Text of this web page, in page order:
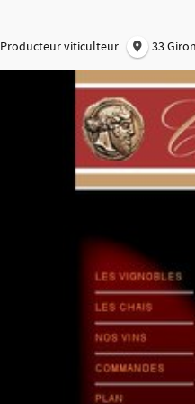
Producteur viticulteur 33